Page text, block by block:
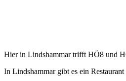
Hier in Lindshammar trifft HÖ8 und
In Lindshammar gibt es ein